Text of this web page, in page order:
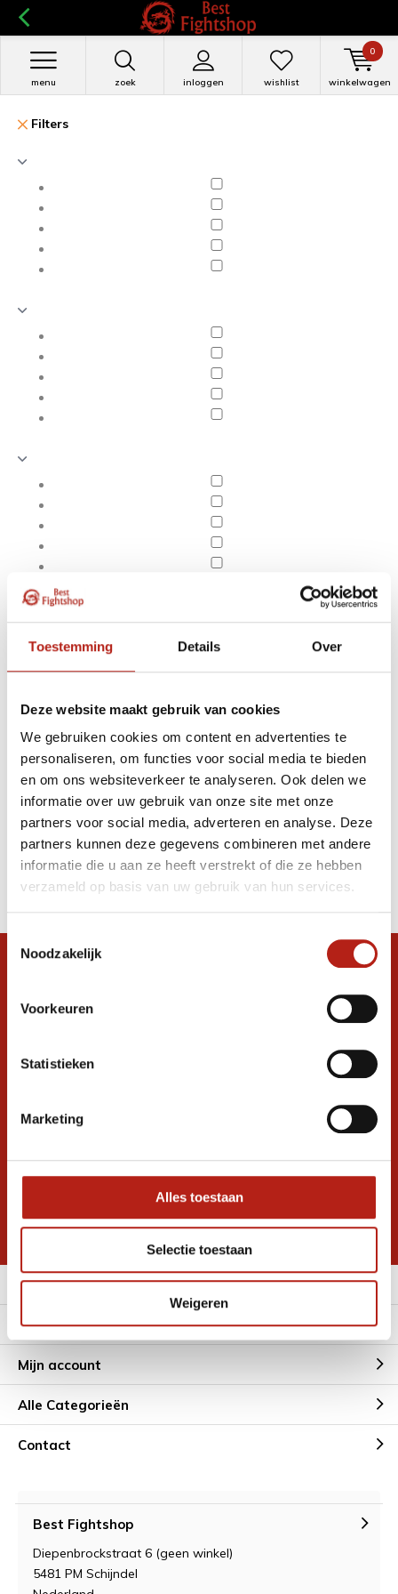
Toestemming Details Over
Deze website maakt gebruik van cookies
We gebruiken cookies om content en advertenties te
personaliseren, om functies voor social media te bieden
en om ons websiteverkeer te analyseren. Ook delen we
informatie over uw gebruik van onze site met onze
partners voor social media, adverteren en analyse. Deze
partners kunnen deze gegevens combineren met andere
informatie die u aan ze heeft verstrekt of die ze hebben
verzameld op basis van uw gebruik van hun services.
Toestemmingsselectie
Noodzakelijk
Voorkeuren
Statistieken
Marketing
Alles toestaan
Selectie toestaan
Weigeren
zoek inloggen
menu wishlist winkelwagen
0
Filters
Apply filters
Producten getagd met
Actionflex Training
nunchaku
Producten
Filter
Stel je vraag in de chat, en we helpen je
graag verder. 24/7
Volg ons
promoties
* Lees hier de wettelijke beperkingen
Meer informatie
Klantenservice
Mijn account
Alle Categorieën
Contact
Best Fightshop
Diepenbrockstraat 6 (geen winkel)
5481 PM Schijndel